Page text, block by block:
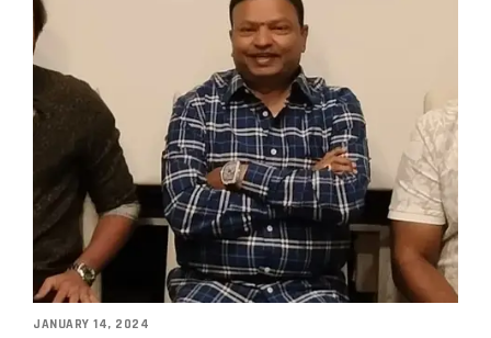
JANUARY 14, 2024